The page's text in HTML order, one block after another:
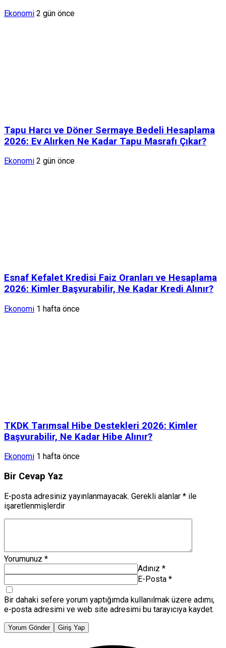
Ekonomi 2 gün önce
Tapu Harcı ve Döner Sermaye Bedeli Hesaplama
2026: Ev Alırken Ne Kadar Tapu Masrafı Çıkar?
Ekonomi 2 gün önce
Esnaf Kefalet Kredisi Faiz Oranları ve Hesaplama
2026: Kimler Başvurabilir, Ne Kadar Kredi Alınır?
Ekonomi 1 hafta önce
TKDK Tarımsal Hibe Destekleri 2026: Kimler
Başvurabilir, Ne Kadar Hibe Alınır?
Ekonomi 1 hafta önce
Bir Cevap Yaz
E-posta adresiniz yayınlanmayacak. Gerekli alanlar * ile
işaretlenmişlerdir
Yorumunuz *
Adınız *
E-Posta *
Bir dahaki sefere yorum yaptığımda kullanılmak üzere adımı,
e-posta adresimi ve web site adresimi bu tarayıcıya kaydet.
Yorum Gönder Giriş Yap